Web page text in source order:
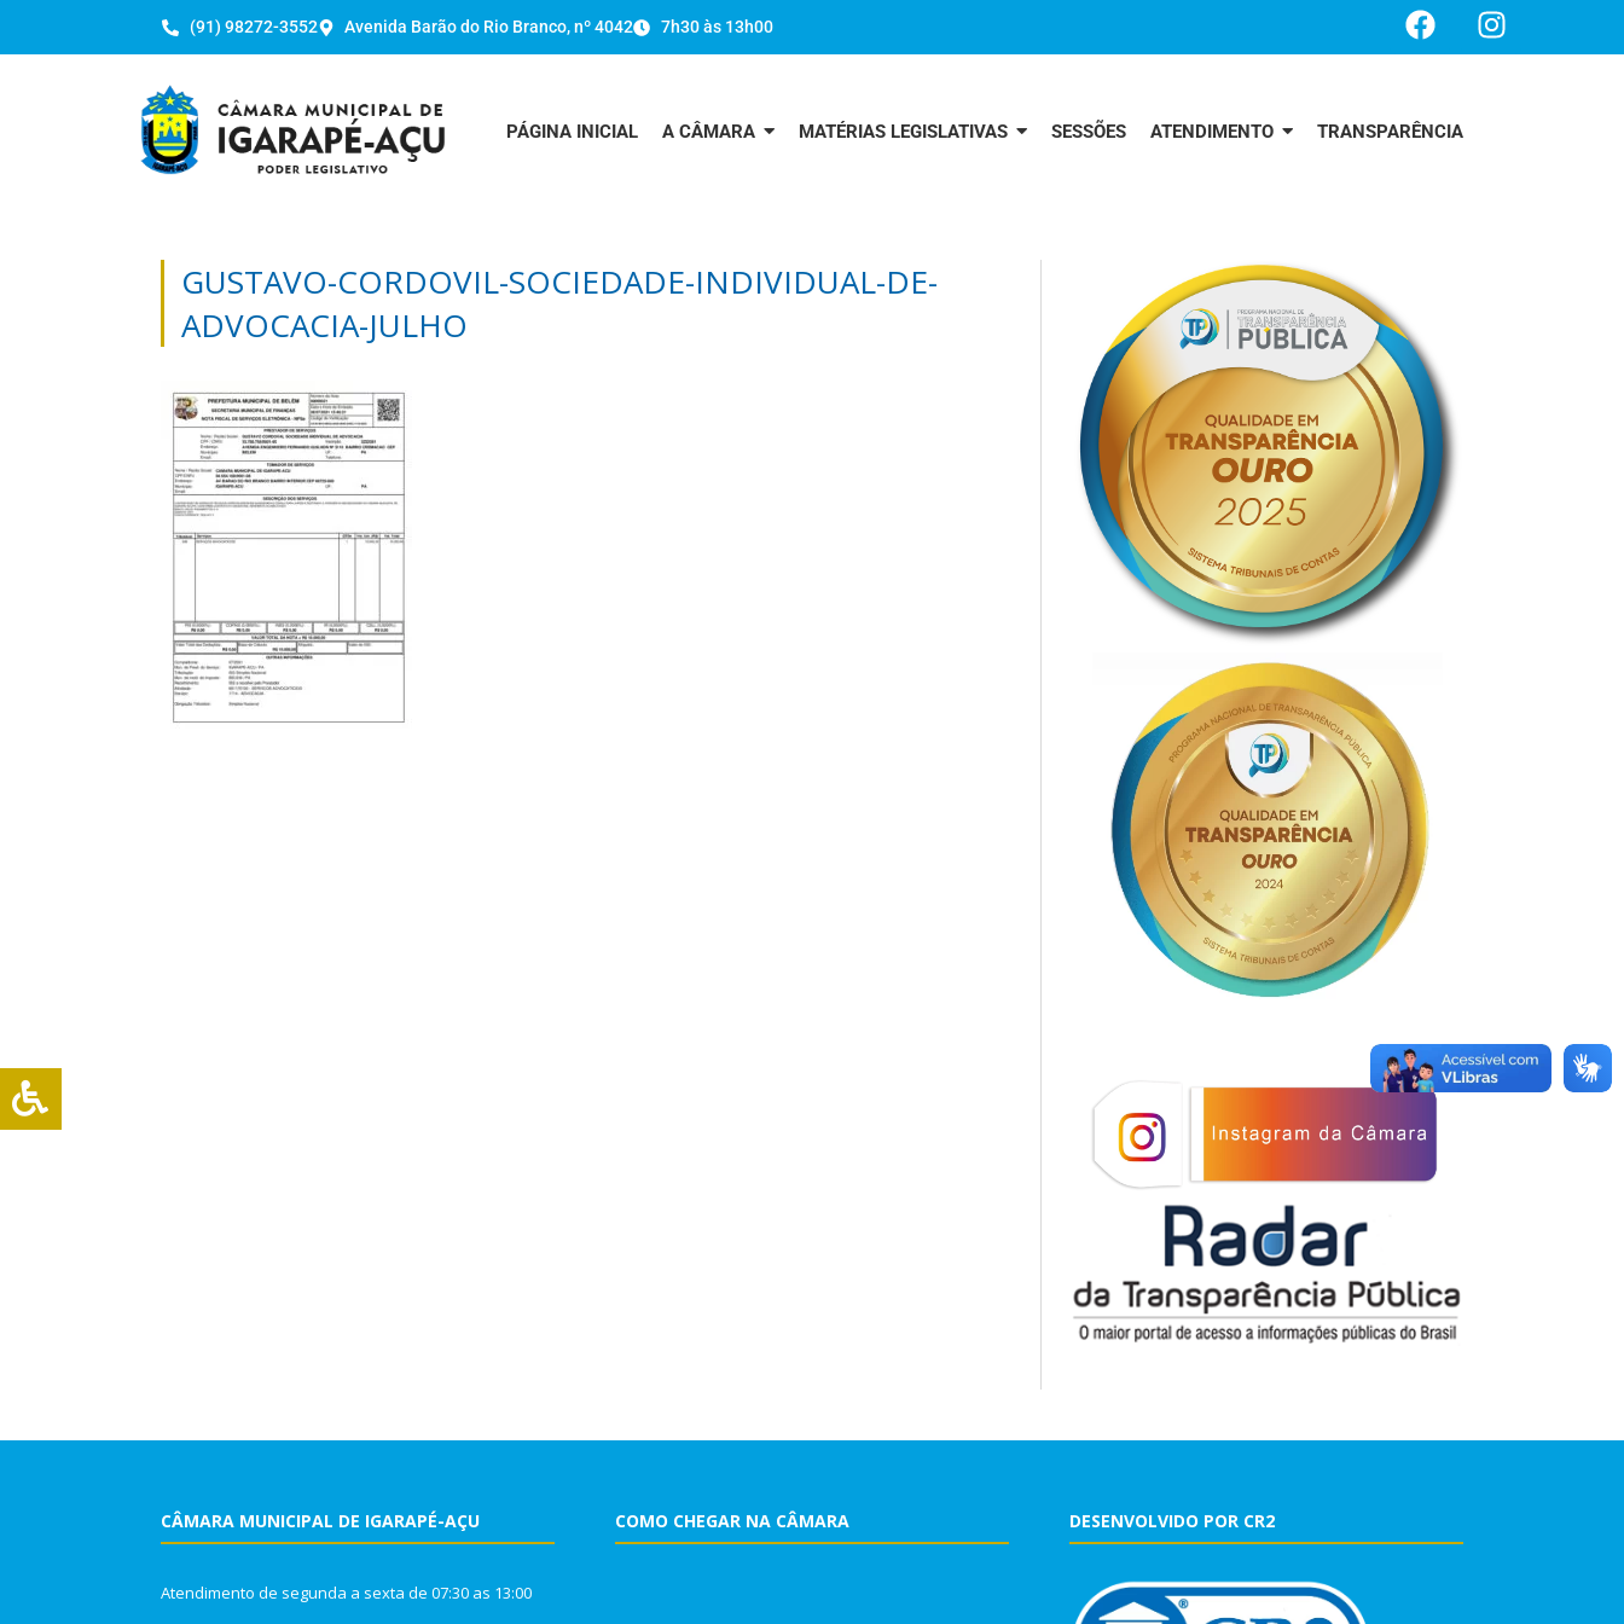
(91) 98272-3552 Avenida Barão do Rio Branco, nº 4042 7h30 às 13h00
PÁGINA INICIAL A CÂMARA MATÉRIAS LEGISLATIVAS SESSÕES ATENDIMENTO TRANSPARÊNCIA
GUSTAVO-CORDOVIL-SOCIEDADE-INDIVIDUAL-DE-
ADVOCACIA-JULHO
CÂMARA MUNICIPAL DE IGARAPÉ-AÇU
Atendimento de segunda a sexta de 07:30 as 13:00
COMO CHEGAR NA CÂMARA DESENVOLVIDO POR CR2